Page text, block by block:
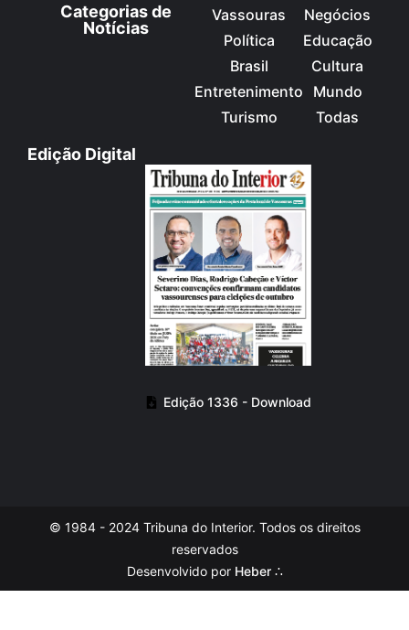
Categorias de
Notícias
Vassouras
Política
Brasil
Entretenimento
Turismo
Negócios
Educação
Cultura
Mundo
Todas
Edição Digital
Edição 1336 - Download
© 1984 - 2024 Tribuna do Interior. Todos os direitos
reservados
Desenvolvido por Heber ∴